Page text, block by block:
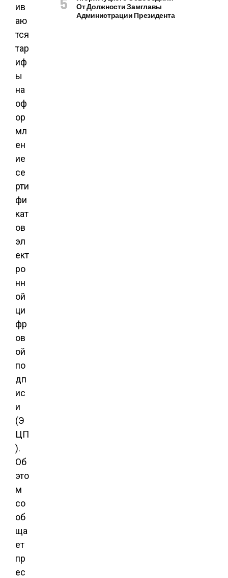
ив
аю
тся
тар
иф
ы
на
оф
ор
мл
ен
ие
се
рти
фи
кат
ов
эл
ект
ро
нн
ой
ци
фр
ов
ой
по
дп
ис
и
(Э
ЦП
).
Об
это
м
со
об
ща
ет
пр
ес
От Должности Замглавы
Администрации Президента